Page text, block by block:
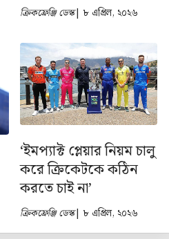
ক্রিকফ্রেঞ্জি ডেস্ক| ৮ এপ্রিল, ২০২৬
‘ইমপ্যাক্ট প্লেয়ার নিয়ম চালু
করে ক্রিকেটকে কঠিন
করতে চাই না’
ক্রিকফ্রেঞ্জি ডেস্ক| ৮ এপ্রিল, ২০২৬